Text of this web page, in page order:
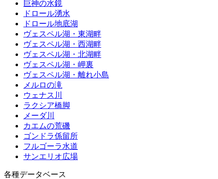
巨神の水鏡
ドロール湧水
ドロール地底湖
ヴェスペル湖・東湖畔
ヴェスペル湖・西湖畔
ヴェスペル湖・北湖畔
ヴェスペル湖・岬裏
ヴェスペル湖・離れ小島
メルロの滝
ウェナス川
ラクシア橋脚
メーダ川
カエムの荒磯
ゴンドラ係留所
フルゴーラ水道
サンエリオ広場
各種データベース